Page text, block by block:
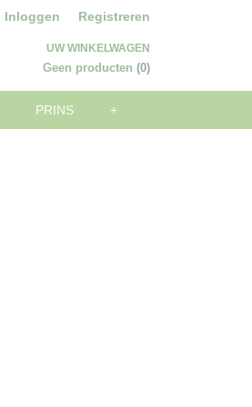
Inloggen Registreren
UW WINKELWAGEN
Geen producten (0)
PRINS +